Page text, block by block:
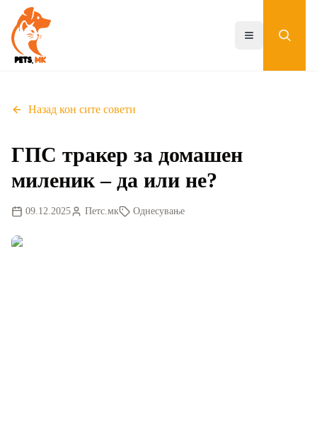
main
content
Toggle menu
Назад кон сите совети
ГПС тракер за домашен
миленик – да или не?
09.12.2025 Петс.мк Однесување